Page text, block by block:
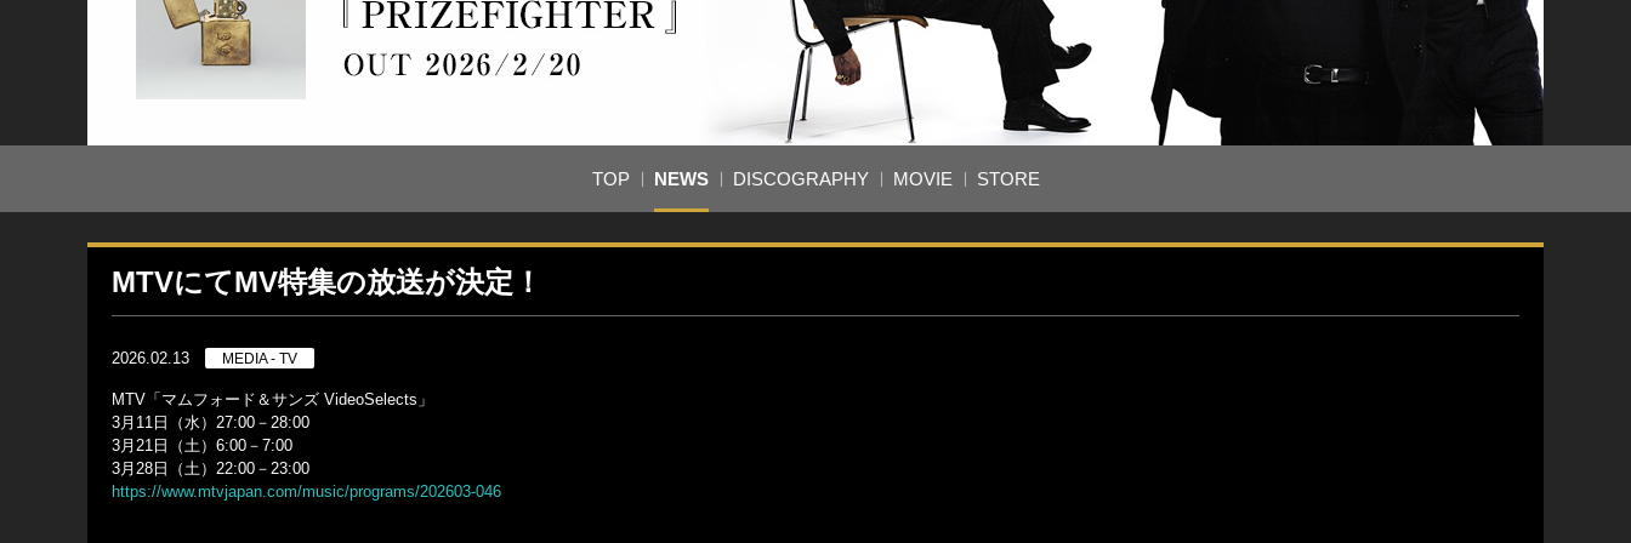
TOP NEWS DISCOGRAPHY MOVIE STORE
MTVにてMV特集の放送が決定！
2026.02.13 MEDIA - TV
MTV「マムフォード＆サンズ VideoSelects」
3月11日（水）27:00－28:00
3月21日（土）6:00－7:00
3月28日（土）22:00－23:00
https://www.mtvjapan.com/music/programs/202603-046